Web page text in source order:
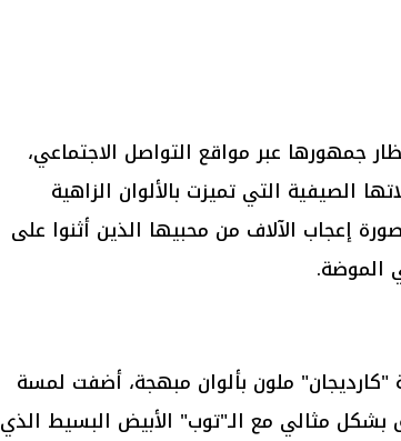
جمهورها عبر مواقع التواصل الاجتماعي،
الصيفية التي تميزت بالألوان الزاهية
إعجاب الآلاف من محبيها الذين أثنوا على
الموضة.
ملون بألوان مبهجة، أضفت لمسة
بشكل مثالي مع الـ"توب" الأبيض البسيط الذي